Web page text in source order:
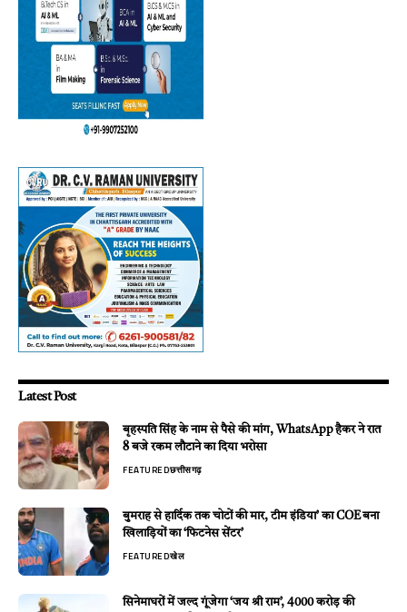
Latest Post
बृहस्पति सिंह के नाम से पैसे की मांग, WhatsApp हैकर ने रात
8 बजे रकम लौटाने का दिया भरोसा
FEATUREDछत्तीसगढ़
बुमराह से हार्दिक तक चोटों की मार, टीम इंडिया’ का COE बना
खिलाड़ियों का ‘फिटनेस सेंटर’
FEATUREDखेल
सिनेमाघरों में जल्द गूंजेगा ‘जय श्री राम’, 4000 करोड़ की